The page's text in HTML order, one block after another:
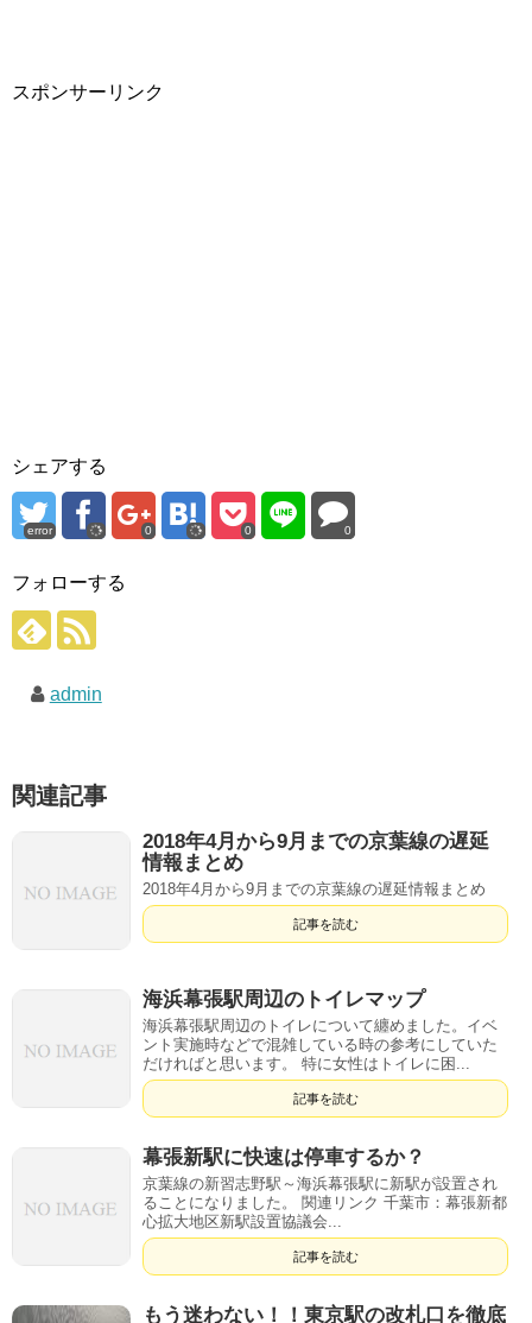
スポンサーリンク
シェアする
error 0 0 0
フォローする
admin
関連記事
2018年4月から9月までの京葉線の遅延
情報まとめ
2018年4月から9月までの京葉線の遅延情報まとめ
記事を読む
海浜幕張駅周辺のトイレマップ
海浜幕張駅周辺のトイレについて纏めました。イベ
ント実施時などで混雑している時の参考にしていた
だければと思います。 特に女性はトイレに困...
記事を読む
幕張新駅に快速は停車するか？
京葉線の新習志野駅～海浜幕張駅に新駅が設置され
ることになりました。 関連リンク 千葉市：幕張新都
心拡大地区新駅設置協議会...
記事を読む
もう迷わない！！東京駅の改札口を徹底